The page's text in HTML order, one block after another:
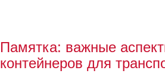
Памятка: важные
контейнеров для